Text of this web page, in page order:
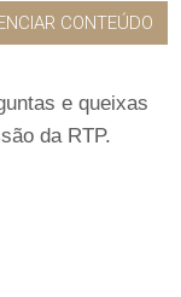
CONTEÚDO
e queixas
da RTP.